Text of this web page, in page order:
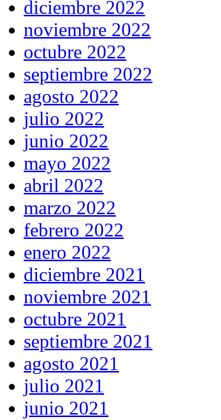
diciembre 2022
noviembre 2022
octubre 2022
septiembre 2022
agosto 2022
julio 2022
junio 2022
mayo 2022
abril 2022
marzo 2022
febrero 2022
enero 2022
diciembre 2021
noviembre 2021
octubre 2021
septiembre 2021
agosto 2021
julio 2021
junio 2021